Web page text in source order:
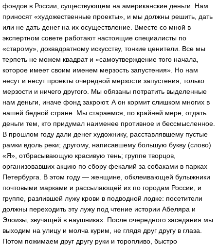
фондов в России, существующем на американские деньги. Нам
приносят «художественные проекты», и мы должны решить, дать
или не дать денег на их осуществление. Вместе со мной в
экспертном совете работают настоящие специалисты по
«старому», доквадратному искусству, тонкие ценители. Все мы
терпеть не можем квадрат и «самоутверждение того начала,
которое имеет своим именем мерзость запустения». Но нам
несут и несут проекты очередной мерзости запустения, только
мерзости и ничего другого. Мы обязаны потратить выделенные
нам деньги, иначе фонд закроют. А он кормит слишком многих в
нашей бедной стране. Мы стараемся, по крайней мере, отдать
деньги тем, кто придумал наименее противное и бессмысленное.
В прошлом году дали денег художнику, расставлявшему пустые
рамки вдоль реки; другому, написавшему большую букву (слово)
«Я», отбрасывающую красивую тень; группе творцов,
организовавших акцию по сбору фекалий за собаками в парках
Петербурга. В этом году — женщине, обклеивающей булыжники
почтовыми марками и рассылающей их по городам России, и
группе, разлившей лужу крови в подводной лодке: посетители
должны переходить эту лужу под чтение истории Абеляра и
Элоизы, звучащей в наушниках. После очередного заседания мы
выходим на улицу и молча курим, не глядя друг другу в глаза.
Потом пожимаем друг другу руки и торопливо, быстро